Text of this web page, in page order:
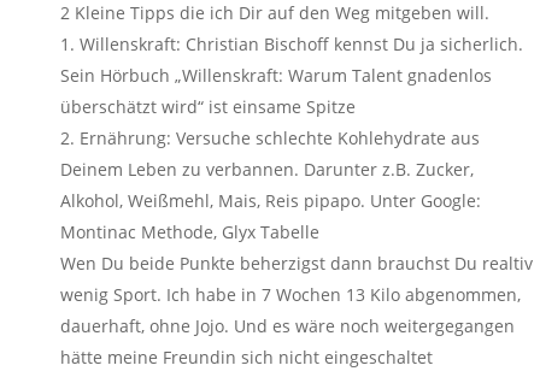
2 Kleine Tipps die ich Dir auf den Weg mitgeben will.
1. Willenskraft: Christian Bischoff kennst Du ja sicherlich.
Sein Hörbuch „Willenskraft: Warum Talent gnadenlos
überschätzt wird“ ist einsame Spitze
2. Ernährung: Versuche schlechte Kohlehydrate aus
Deinem Leben zu verbannen. Darunter z.B. Zucker,
Alkohol, Weißmehl, Mais, Reis pipapo. Unter Google:
Montinac Methode, Glyx Tabelle
Wen Du beide Punkte beherzigst dann brauchst Du realtiv
wenig Sport. Ich habe in 7 Wochen 13 Kilo abgenommen,
dauerhaft, ohne Jojo. Und es wäre noch weitergegangen
hätte meine Freundin sich nicht eingeschaltet